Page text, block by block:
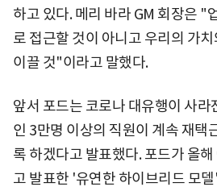
하고 있다. 메리 바라 GM 회장은 "
로 접근할 것이 아니고 우리의 가
이끌 것"이라고 말했다.
앞서 포드는 코로나 대유행이 사라
인 3만명 이상의 직원이 계속 재택
록 하겠다고 발표했다. 포드가 올
고 발표한 '유연한 하이브리드 모